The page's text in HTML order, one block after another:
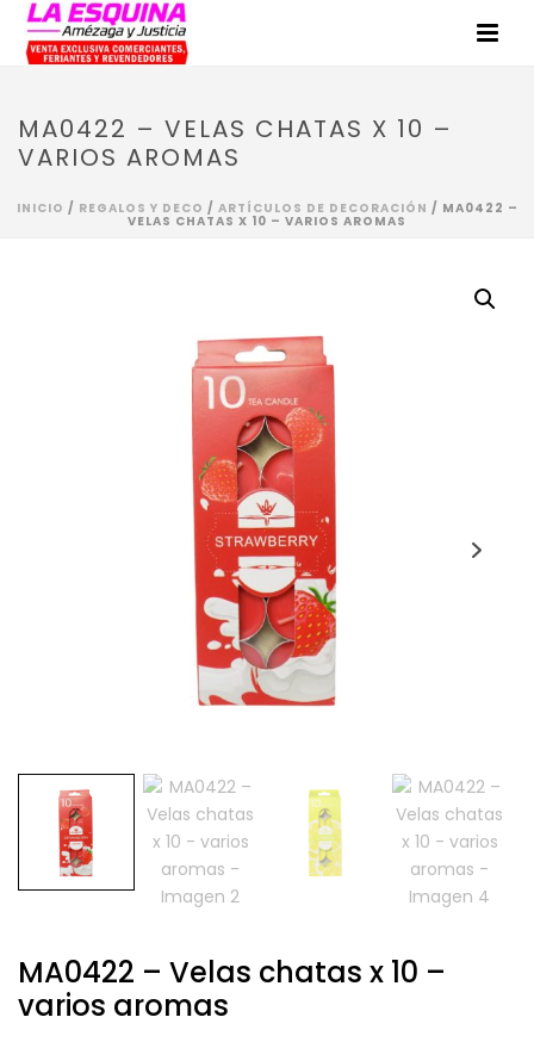
MA0422 – VELAS CHATAS X 10 –
VARIOS AROMAS
INICIO / REGALOS Y DECO / ARTÍCULOS DE DECORACIÓN / MA0422 –
VELAS CHATAS X 10 – VARIOS AROMAS
MA0422 – Velas chatas x 10 –
varios aromas